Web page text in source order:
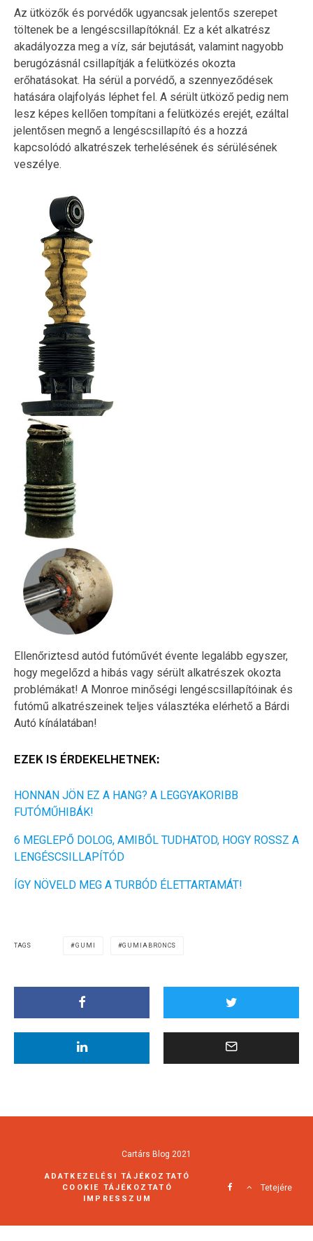
Az ütközők és porvédők ugyancsak jelentős szerepet
töltenek be a lengéscsillapítóknál. Ez a két alkatrész
akadályozza meg a víz, sár bejutását, valamint nagyobb
berugózásnál csillapítják a felütközés okozta
erőhatásokat. Ha sérül a porvédő, a szennyeződések
hatására olajfolyás léphet fel. A sérült ütköző pedig nem
lesz képes kellően tompítani a felütközés erejét, ezáltal
jelentősen megnő a lengéscsillapító és a hozzá
kapcsolódó alkatrészek terhelésének és sérülésének
veszélye.
Ellenőriztesd autód futóművét évente legalább egyszer,
hogy megelőzd a hibás vagy sérült alkatrészek okozta
problémákat! A Monroe minőségi lengéscsillapítóinak és
futómű alkatrészeinek teljes választéka elérhető a Bárdi
Autó kínálatában!
EZEK IS ÉRDEKELHETNEK:
HONNAN JÖN EZ A HANG? A LEGGYAKORIBB
FUTÓMŰHIBÁK!
6 MEGLEPŐ DOLOG, AMIBŐL TUDHATOD, HOGY ROSSZ A
LENGÉSCSILLAPÍTÓD
ÍGY NÖVELD MEG A TURBÓD ÉLETTARTAMÁT!
TAGS GUMI GUMIABRONCS
Cartárs Blog 2021
ADATKEZELÉSI TÁJÉKOZTATÓ
COOKIE TÁJÉKOZTATÓ
IMPRESSZUM
Tetejére